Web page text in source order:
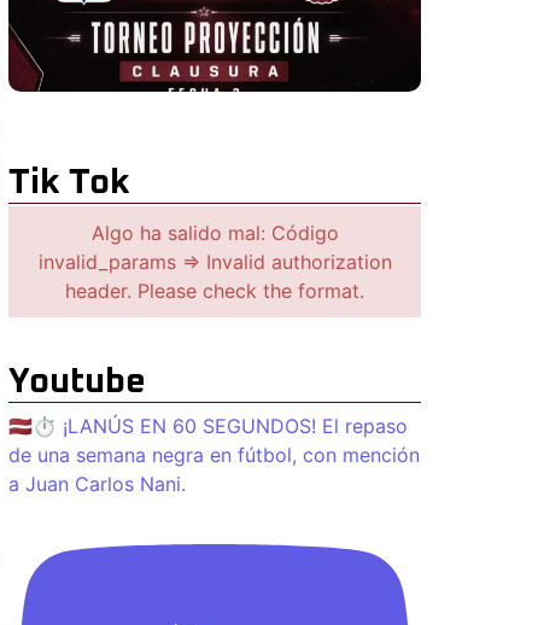
Tik Tok
Algo ha salido mal: Código
invalid_params => Invalid authorization
header. Please check the format.
Youtube
🇱🇻⏱️ ¡LANÚS EN 60 SEGUNDOS! El repaso
de una semana negra en fútbol, con mención
a Juan Carlos Nani.